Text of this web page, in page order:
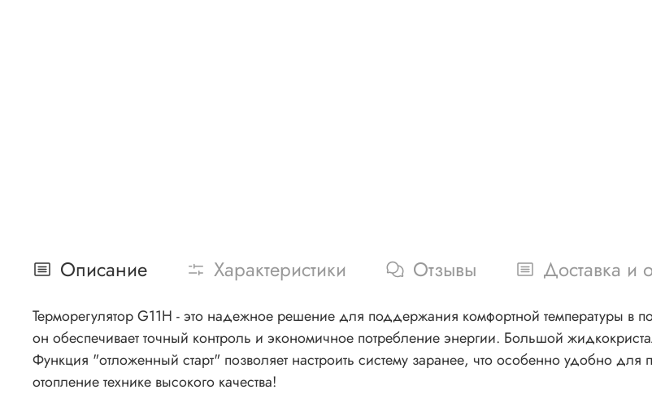
Описание Характеристики Отзывы Доставка и
Терморегулятор G11Н - это надежное решение для поддержания комфортной температуры в
он обеспечивает точный контроль и экономичное потребление энергии. Большой
Функция "отложенный старт" позволяет настроить систему заранее, что особенно удобно
отопление технике высокого качества!